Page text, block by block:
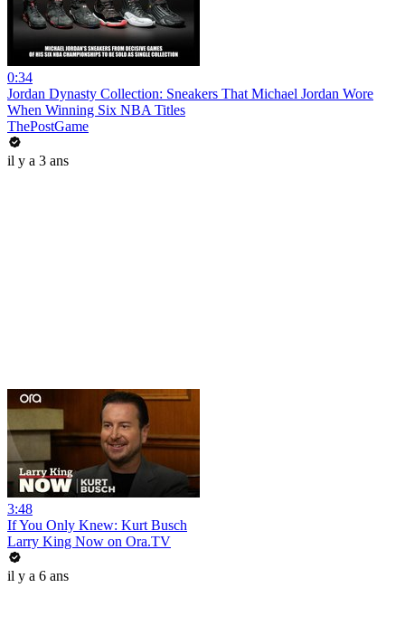
0:34
Jordan Dynasty Collection: Sneakers That Michael Jordan Wore
When Winning Six NBA Titles
ThePostGame
il y a 3 ans
3:48
If You Only Knew: Kurt Busch
Larry King Now on Ora.TV
il y a 6 ans